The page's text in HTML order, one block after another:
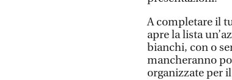
A completare il
apre la lista
bianchi, con o
mancheranno
organizzate per